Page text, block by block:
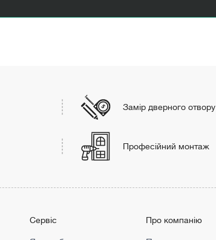
Замір дверного отвору
Професійний монтаж
Сервіс Про компанію